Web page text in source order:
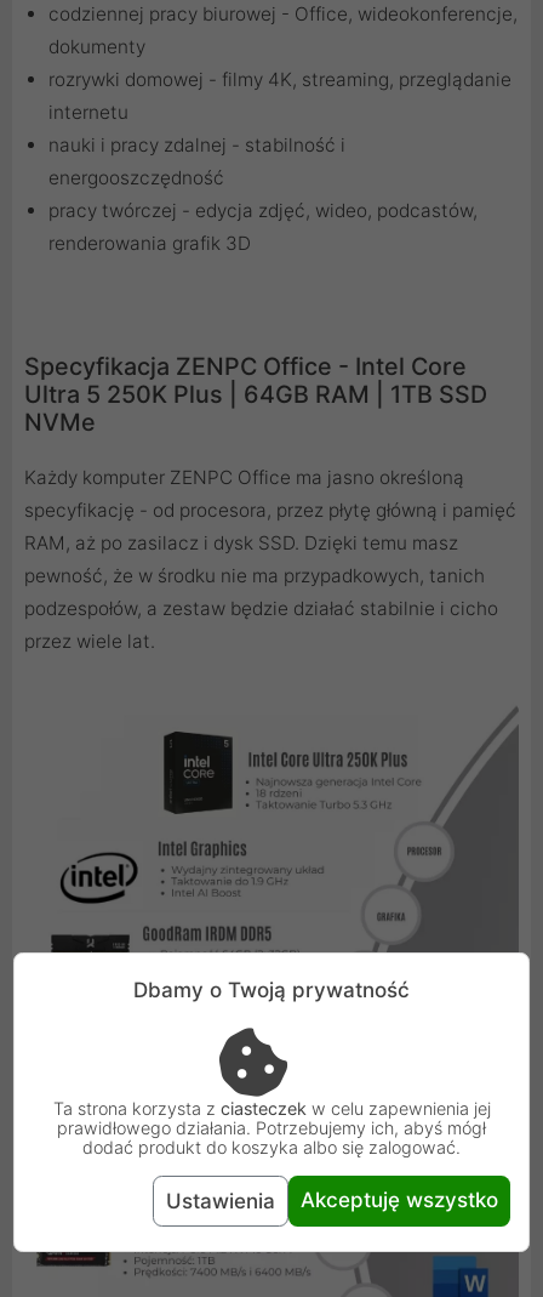
codziennej pracy biurowej - Office, wideokonferencje,
dokumenty
rozrywki domowej - filmy 4K, streaming, przeglądanie
internetu
nauki i pracy zdalnej - stabilność i
energooszczędność
pracy twórczej - edycja zdjęć, wideo, podcastów,
renderowania grafik 3D
Specyfikacja ZENPC Office - Intel Core
Ultra 5 250K Plus | 64GB RAM | 1TB SSD
NVMe
Każdy komputer ZENPC Office ma jasno określoną
specyfikację - od procesora, przez płytę główną i pamięć
RAM, aż po zasilacz i dysk SSD. Dzięki temu masz
pewność, że w środku nie ma przypadkowych, tanich
podzespołów, a zestaw będzie działać stabilnie i cicho
przez wiele lat.
Dbamy o Twoją prywatność
Ta strona korzysta z ciasteczek w celu zapewnienia jej
prawidłowego działania. Potrzebujemy ich, abyś mógł
dodać produkt do koszyka albo się zalogować.
Ustawienia Akceptuję wszystko